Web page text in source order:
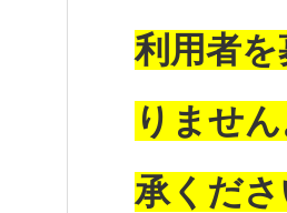
利用者
りませ
承くださ